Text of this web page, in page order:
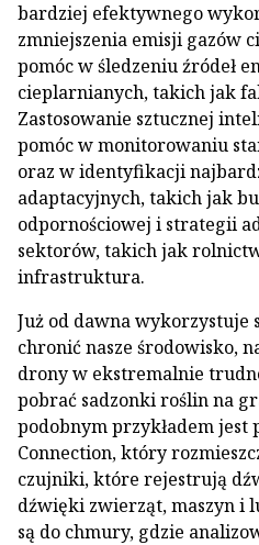
bardziej efektywnego
zmniejszenia emisji gazów
pomóc w śledzeniu źródeł
cieplarnianych, takich jak
Zastosowanie sztucznej
pomóc w monitorowaniu
oraz w identyfikacji
adaptacyjnych, takich jak
odpornościowej i strategii
sektorów, takich jak
infrastruktura.
Już od dawna wykorzystuje
chronić nasze środowisko,
drony w ekstremalnie
pobrać sadzonki roślin na
podobnym przykładem jest
Connection, który
czujniki, które rejestrują
dźwięki zwierząt, maszyn i
są do chmury, gdzie